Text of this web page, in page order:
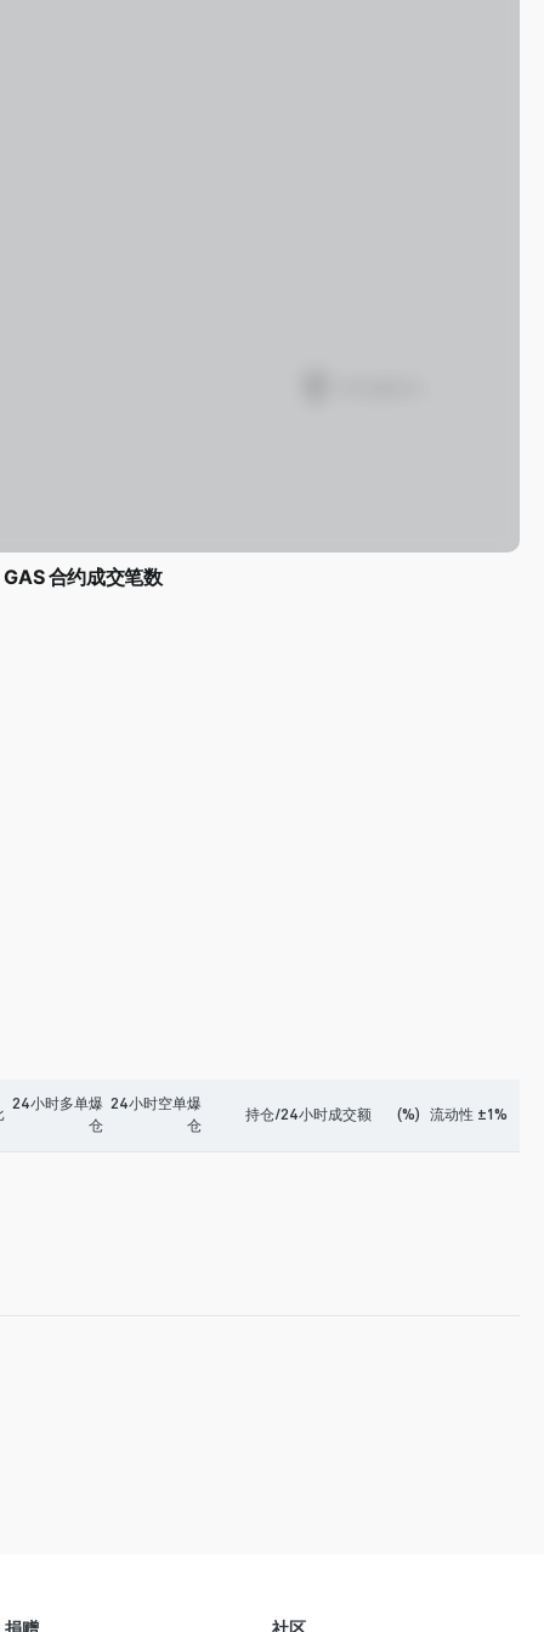
GAS 合约成交笔数
24小时多单爆
仓
24小时空单爆
仓
持仓/24小时成交额 (%) 流动性 ±1%